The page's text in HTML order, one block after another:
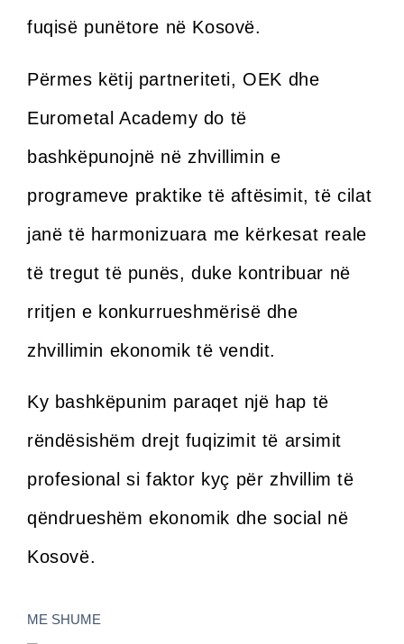
fuqisë punëtore në Kosovë.
Përmes këtij partneriteti, OEK dhe
Eurometal Academy do të
bashkëpunojnë në zhvillimin e
programeve praktike të aftësimit, të cilat
janë të harmonizuara me kërkesat reale
të tregut të punës, duke kontribuar në
rritjen e konkurrueshmërisë dhe
zhvillimin ekonomik të vendit.
Ky bashkëpunim paraqet një hap të
rëndësishëm drejt fuqizimit të arsimit
profesional si faktor kyç për zhvillim të
qëndrueshëm ekonomik dhe social në
Kosovë.
ME SHUME